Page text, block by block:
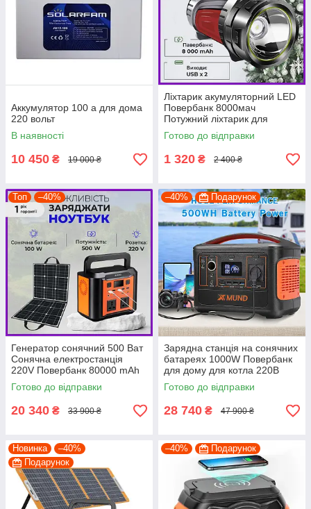
Аккумулятор 100 а для дома
220 вольт
В наявності
10 450 ₴ 19 000 ₴
Ліхтарик акумуляторний LED
Повербанк 8000мач
Потужний ліхтарик для
освітлення будинку PRF
Готово до відправки
1 320 ₴ 2 400 ₴
Топ –40%
Генератор сонячний 500 Ват
Сонячна електростанція
220V Повербанк 80000 mAh
+ сонячна панель 100 ват
Готово до відправки
20 340 ₴ 33 900 ₴
–40% Подарунок
Зарядна станція на сонячних
батареях 1000W Повербанк
для дому для котла 220В
Генератор для квартири
Готово до відправки
28 740 ₴ 47 900 ₴
Новинка
–40%
Подарунок
–40% Подарунок